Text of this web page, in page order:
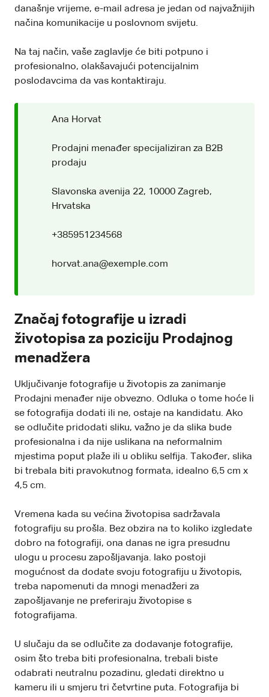
današnje vrijeme, e-mail adresa je jedan od najvažnijih
načina komunikacije u poslovnom svijetu.
Na taj način, vaše zaglavlje će biti potpuno i
profesionalno, olakšavajući potencijalnim
poslodavcima da vas kontaktiraju.
Ana Horvat
Prodajni menađer specijaliziran za B2B
prodaju
Slavonska avenija 22, 10000 Zagreb,
Hrvatska
+385951234568
horvat.ana@exemple.com
Značaj fotografije u izradi
životopisa za poziciju Prodajnog
menadžera
Uključivanje fotografije u životopis za zanimanje
Prodajni menađer nije obvezno. Odluka o tome hoće li
se fotografija dodati ili ne, ostaje na kandidatu. Ako
se odlučite pridodati sliku, važno je da slika bude
profesionalna i da nije uslikana na neformalnim
mjestima poput plaže ili u obliku selfija. Također, slika
bi trebala biti pravokutnog formata, idealno 6,5 cm x
4,5 cm.
Vremena kada su većina životopisa sadržavala
fotografiju su prošla. Bez obzira na to koliko izgledate
dobro na fotografiji, ona danas ne igra presudnu
ulogu u procesu zapošljavanja. Iako postoji
mogućnost da dodate svoju fotografiju u životopis,
treba napomenuti da mnogi menadžeri za
zapošljavanje ne preferiraju životopise s
fotografijama.
U slučaju da se odlučite za dodavanje fotografije,
osim što treba biti profesionalna, trebali biste
odabrati neutralnu pozadinu, gledati direktno u
kameru ili u smjeru tri četvrtine puta. Fotografija bi